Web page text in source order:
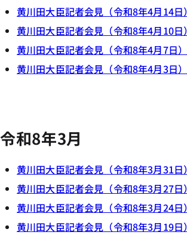
黄川田大臣記者会見（令和8年4月14日）
黄川田大臣記者会見（令和8年4月10日）
黄川田大臣記者会見（令和8年4月7日）
黄川田大臣記者会見（令和8年4月3日）
令和8年3月
黄川田大臣記者会見（令和8年3月31日）
黄川田大臣記者会見（令和8年3月27日）
黄川田大臣記者会見（令和8年3月24日）
黄川田大臣記者会見（令和8年3月19日）